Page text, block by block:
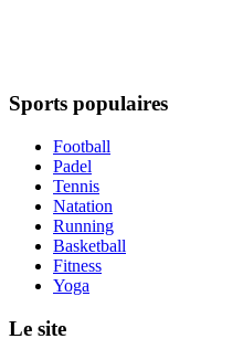
Sports populaires
Football
Padel
Tennis
Natation
Running
Basketball
Fitness
Yoga
Le site